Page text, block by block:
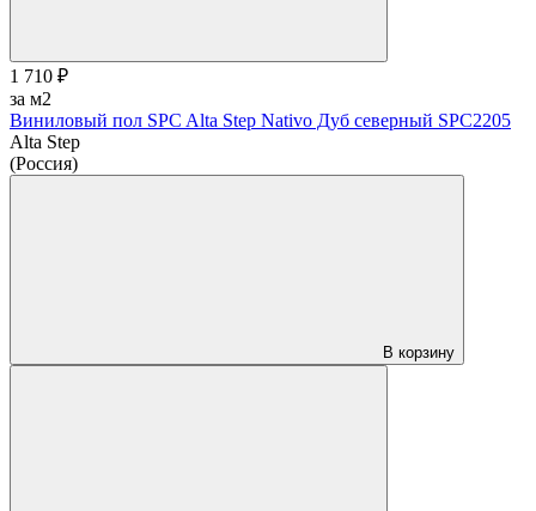
1 710 ₽
за м2
Виниловый пол SPC Alta Step Nativo Дуб северный SPC2205
Alta Step
(Россия)
В корзину